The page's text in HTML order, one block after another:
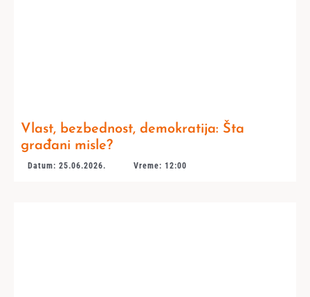
Vlast, bezbednost, demokratija: Šta
građani misle?
Datum: 25.06.2026. Vreme: 12:00